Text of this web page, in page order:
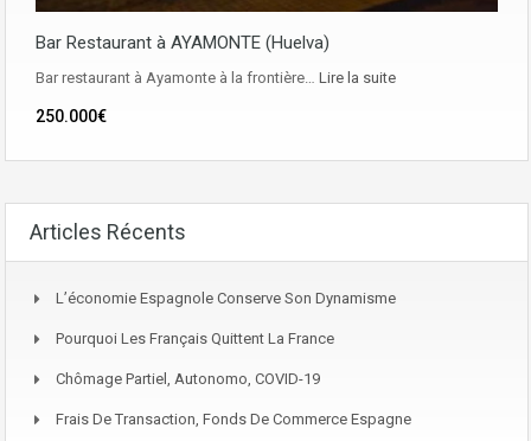
Bar Restaurant à AYAMONTE (Huelva)
Bar restaurant à Ayamonte à la frontière… Lire la suite
250.000€
Articles Récents
L’économie Espagnole Conserve Son Dynamisme
Pourquoi Les Français Quittent La France
Chômage Partiel, Autonomo, COVID-19
Frais De Transaction, Fonds De Commerce Espagne